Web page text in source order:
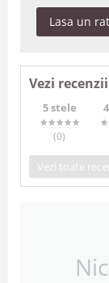
Lasa un
Vezi
5 stele
(0)
Vezi toate